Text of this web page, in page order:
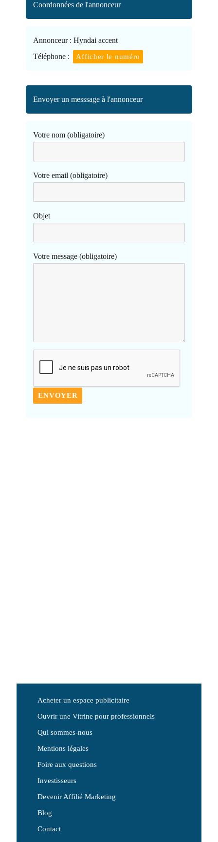
Coordonnées de l'annonceur
Annonceur : Hyndai accent
Téléphone :
Afficher le numéro
Envoyer un messsage à l'annonceur
Votre nom (obligatoire)
Votre email (obligatoire)
Objet
Votre message (obligatoire)
Acheter un espace publicitaire
Ouvrir une Vitrine pour professionnels
Qui sommes-nous
Mentions légales
Foire aux questions
Investisseurs
Devenir Affilié Marketing
Blog
Contact